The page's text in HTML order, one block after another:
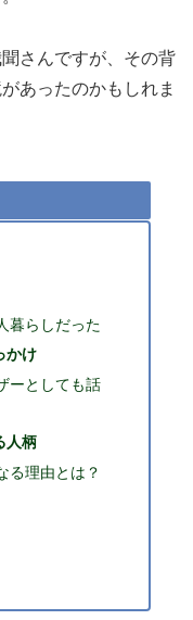
さんですが、その背
あったのかもしれま
暮らしだった
かけ
ーとしても話
人柄
る理由とは？